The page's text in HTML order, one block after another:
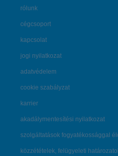
rólunk
cégcsoport
kapcsolat
jogi nyilatkozat
adatvédelem
cookie szabályzat
karrier
akadálymentesítési nyilatkozat
szolgáltatások fogyatékossággal
közzétételek, felügyeleti